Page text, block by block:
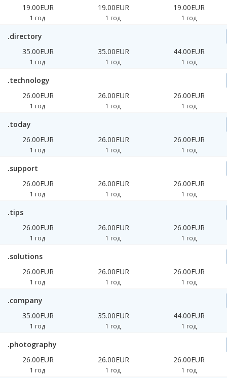
19.00EUR
1 год
19.00EUR
1 год
19.00EUR
1 год
.directory
35.00EUR
1 год
35.00EUR
1 год
44.00EUR
1 год
.technology
26.00EUR
1 год
26.00EUR
1 год
26.00EUR
1 год
.today
26.00EUR
1 год
26.00EUR
1 год
26.00EUR
1 год
.support
26.00EUR
1 год
26.00EUR
1 год
26.00EUR
1 год
.tips
26.00EUR
1 год
26.00EUR
1 год
26.00EUR
1 год
.solutions
26.00EUR
1 год
26.00EUR
1 год
26.00EUR
1 год
.company
35.00EUR
1 год
35.00EUR
1 год
44.00EUR
1 год
.photography
26.00EUR
1 год
26.00EUR
1 год
26.00EUR
1 год